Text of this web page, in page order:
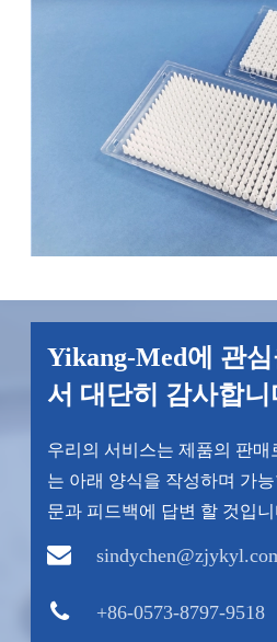
Yikang-Med에 관심
서 대단히 감사합니
우리의 서비스는 제품의 판매
는 아래 양식을 작성하며 가
문과 피드백에 답변 할 것입니
+86-0573-8797-9518